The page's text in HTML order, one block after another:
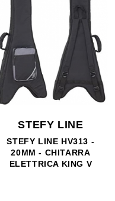
STEFY LINE
STEFY LINE HV313 -
20MM - CHITARRA
ELETTRICA KING V